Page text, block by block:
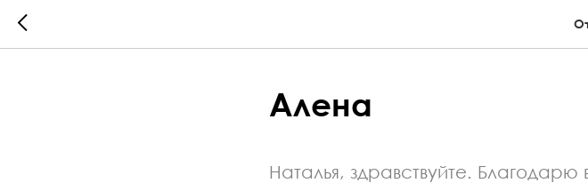
Алена
Наталья, здравствуйте.